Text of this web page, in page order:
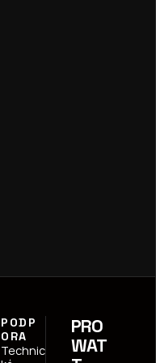
PODP
ORA
Technic
PRO
WAT